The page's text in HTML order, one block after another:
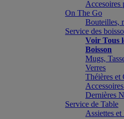
Accesoires
On The Go
Bouteilles,
Service des
Voir Tous
Boisson
Mugs,
Verres
Théières et
Dernières
Service de Table
Assiettes